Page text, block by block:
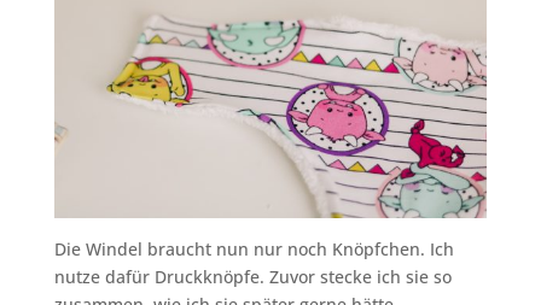
Die Windel braucht nun nur noch Knöpfchen. Ich
nutze dafür Druckknöpfe. Zuvor stecke ich sie so